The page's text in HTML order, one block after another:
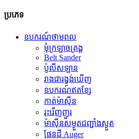
ប្រភេទ
ឧបករណ៍​ថាមពល
មុំក្រឡាចត្រង្គ
Belt Sander
ប៉ូលីសឡាន
រាងជារង្វង់ឃើញ
ឧបករណ៍ឥតខ្សែ
កាត់ម៉ាស៊ីន
រុះរើញញួរ
ម៉ាស៊ីនសម្ងួតជញ្ជាំងស្ងួត
ផែនដី Auger